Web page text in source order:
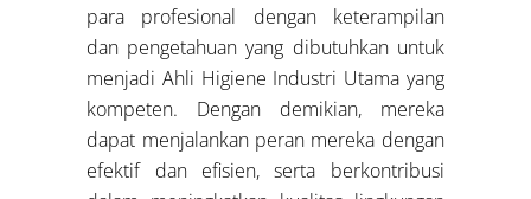
para profesional dengan keterampilan
dan pengetahuan yang dibutuhkan untuk
menjadi Ahli Higiene Industri Utama yang
kompeten. Dengan demikian, mereka
dapat menjalankan peran mereka dengan
efektif dan efisien, serta berkontribusi